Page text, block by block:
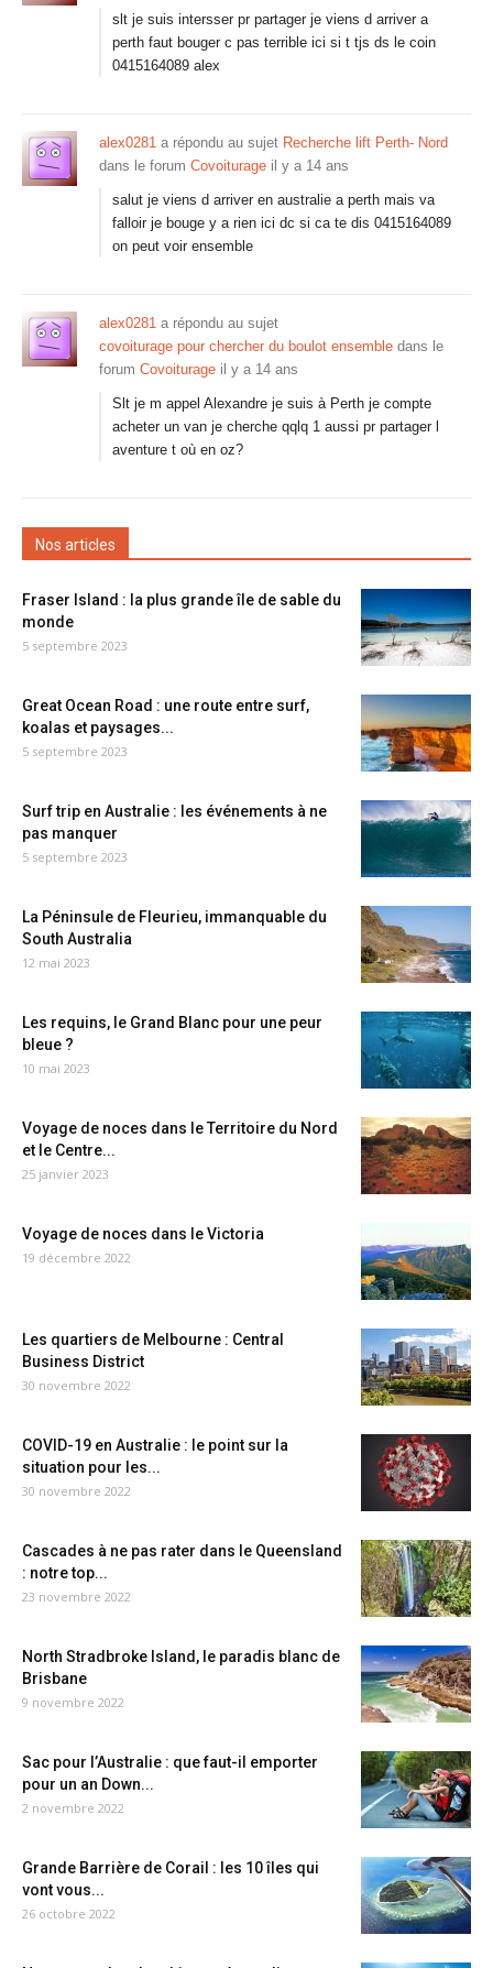
slt je suis intersser pr partager je viens d arriver a
perth faut bouger c pas terrible ici si t tjs ds le coin
0415164089 alex
alex0281 a répondu au sujet Recherche lift Perth- Nord
dans le forum Covoiturage il y a 14 ans
salut je viens d arriver en australie a perth mais va
falloir je bouge y a rien ici dc si ca te dis 0415164089
on peut voir ensemble
alex0281 a répondu au sujet
covoiturage pour chercher du boulot ensemble dans le
forum Covoiturage il y a 14 ans
Slt je m appel Alexandre je suis à Perth je compte
acheter un van je cherche qqlq 1 aussi pr partager l
aventure t où en oz?
Nos articles
Fraser Island : la plus grande île de sable du
monde
5 septembre 2023
Great Ocean Road : une route entre surf,
koalas et paysages...
5 septembre 2023
Surf trip en Australie : les événements à ne
pas manquer
5 septembre 2023
La Péninsule de Fleurieu, immanquable du
South Australia
12 mai 2023
Les requins, le Grand Blanc pour une peur
bleue ?
10 mai 2023
Voyage de noces dans le Territoire du Nord
et le Centre...
25 janvier 2023
Voyage de noces dans le Victoria
19 décembre 2022
Les quartiers de Melbourne : Central
Business District
30 novembre 2022
COVID-19 en Australie : le point sur la
situation pour les...
30 novembre 2022
Cascades à ne pas rater dans le Queensland
: notre top...
23 novembre 2022
North Stradbroke Island, le paradis blanc de
Brisbane
9 novembre 2022
Sac pour l’Australie : que faut-il emporter
pour un an Down...
2 novembre 2022
Grande Barrière de Corail : les 10 îles qui
vont vous...
26 octobre 2022